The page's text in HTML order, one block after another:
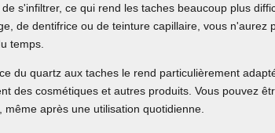
s'infiltrer, ce qui rend les taches beaucoup plus
de dentifrice ou de teinture capillaire, vous n'aurez
temps.
du quartz aux taches le rend particulièrement
des cosmétiques et autres produits. Vous pouvez
même après une utilisation quotidienne.